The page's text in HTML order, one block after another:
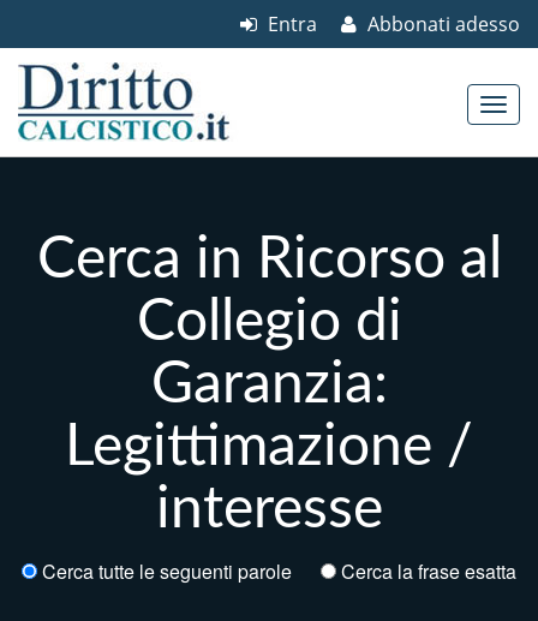
Abbonati adesso
Entra
Cerca in Ricorso al
Collegio di
Garanzia:
Legittimazione /
interesse
Cerca tutte le seguenti parole Cerca la frase esatta